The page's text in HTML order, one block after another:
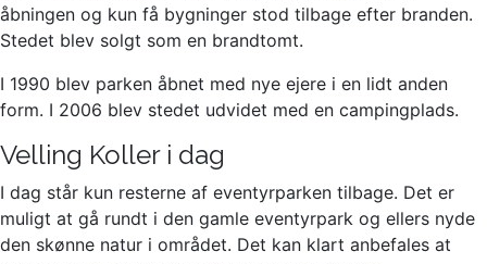
åbningen og kun få bygninger stod tilbage efter branden.
Stedet blev solgt som en brandtomt.
I 1990 blev parken åbnet med nye ejere i en lidt anden
form. I 2006 blev stedet udvidet med en campingplads.
Velling Koller i dag
I dag står kun resterne af eventyrparken tilbage. Det er
muligt at gå rundt i den gamle eventyrpark og ellers nyde
den skønne natur i området. Det kan klart anbefales at